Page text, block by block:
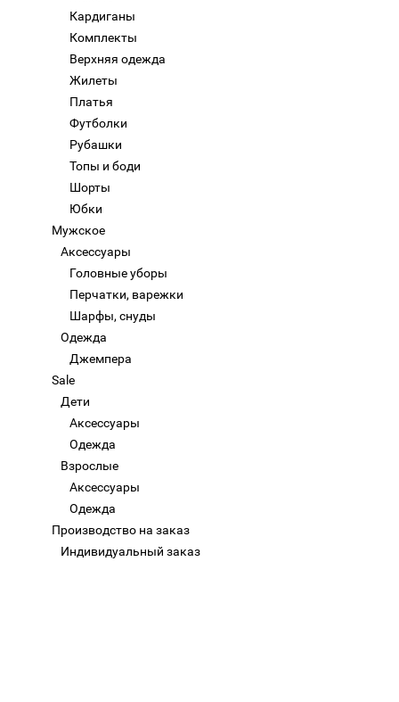
Кардиганы
Комплекты
Верхняя одежда
Жилеты
Платья
Футболки
Рубашки
Топы и боди
Шорты
Юбки
Мужское
Аксессуары
Головные уборы
Перчатки, варежки
Шарфы, снуды
Одежда
Джемпера
Sale
Дети
Аксессуары
Одежда
Взрослые
Аксессуары
Одежда
Производство на заказ
Индивидуальный заказ